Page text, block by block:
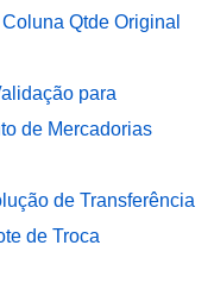
Qtde Original
para
de Mercadorias
de Transferência
de Troca